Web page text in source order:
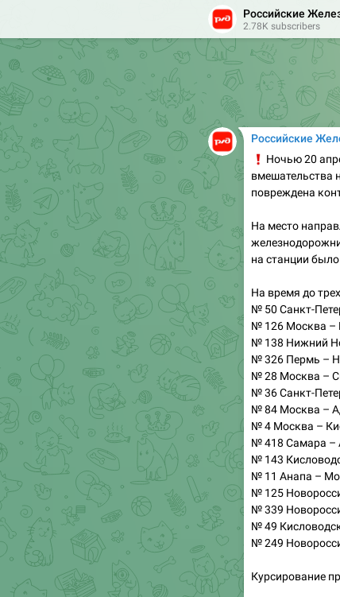
Российские
2.78K subscribers
Тем не менее,
увеличилось:
станция
и новыми
Российские
❗️Ночью 20
вмешательства
повреждена
На место
на станции
На время до
№ 50 Санкт-
№ 126 Москва –
№ 138 Нижний
№ 326 Пермь –
№ 28 Москва –
№ 36 Санкт-
№ 84 Москва –
№ 4 Москва –
№ 418 Самара –
№ 143
№ 11 Анапа –
№ 125
№ 339
№ 49
№ 249
Курсирование